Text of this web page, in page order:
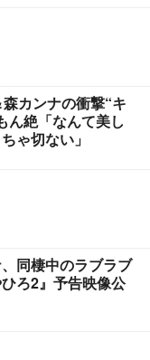
カンナの衝撃“キ
ん絶「なんて美し
ゃ切ない」
同棲中のラブラブ
ろ2』予告映像公